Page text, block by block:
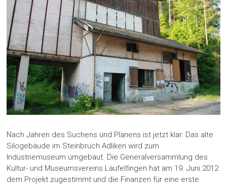
Nach Jahren des Suchens und Planens ist jetzt klar: Das alte
Silogebäude im Steinbruch Adliken wird zum
Industriemuseum umgebaut. Die Generalversammlung des
Kultur- und Museumsvereins Läufelfingen hat am 19. Juni 2012
dem Projekt zugestimmt und die Finanzen für eine erste